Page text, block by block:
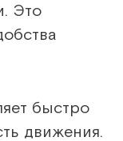
Это
быстро
движения.